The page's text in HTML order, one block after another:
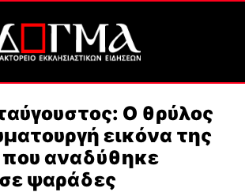
Ο θρύλος
εικόνα της
που αναδύθηκε
ψαράδες